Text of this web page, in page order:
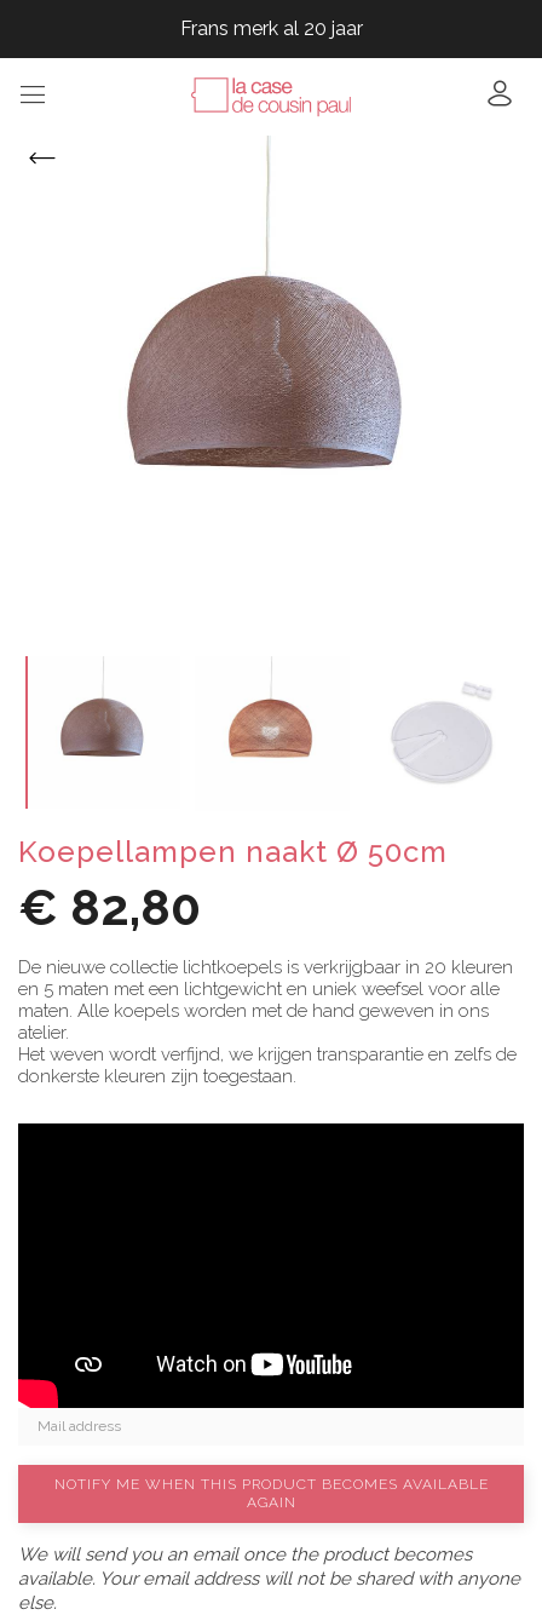
Frans merk al 20 jaar
Frans merk al 20 jaar
Frans merk al 20 jaar
Koepellampen naakt Ø 50cm
€ 82,80
De nieuwe collectie lichtkoepels is verkrijgbaar in 20 kleuren
en 5 maten met een lichtgewicht en uniek weefsel voor alle
maten. Alle koepels worden met de hand geweven in ons
atelier.
Het weven wordt verfijnd, we krijgen transparantie en zelfs de
donkerste kleuren zijn toegestaan.
NOTIFY ME WHEN THIS PRODUCT BECOMES AVAILABLE
AGAIN
We will send you an email once the product becomes
available. Your email address will not be shared with anyone
else.